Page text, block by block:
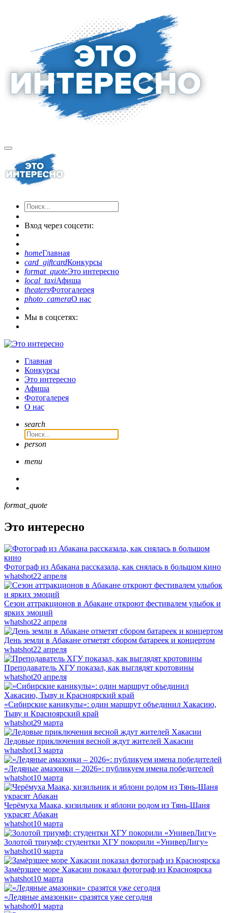
Вход через соцсети:
homeГлавная
card_giftcardКонкурсы
format_quoteЭто интересно
local_taxiАфиша
theatersФотогалерея
photo_cameraО нас
Мы в соцсетях:
Главная
Конкурсы
Это интересно
Афиша
Фотогалерея
О нас
search
person
menu
format_quote
Это интересно
Фотограф из Абакана рассказала, как снялась в большом кино
whatshot22 апреля
Сезон аттракционов в Абакане откроют фестивалем улыбок и
ярких эмоций
whatshot22 апреля
День земли в Абакане отметят сбором батареек и концертом
whatshot22 апреля
Преподаватель ХГУ показал, как выглядят кротовины
whatshot20 апреля
«Сибирские каникулы»: один маршрут объединил Хакасию,
Тыву и Красноярский край
whatshot29 марта
Ледовые приключения весной ждут жителей Хакасии
whatshot13 марта
«Ледяные амазонки – 2026»: публикуем имена победителей
whatshot10 марта
Черёмуха Маака, кизильник и яблони родом из Тянь-Шаня
украсят Абакан
whatshot10 марта
Золотой триумф: студентки ХГУ покорили «УниверЛигу»
whatshot10 марта
Замёрзшее море Хакасии показал фотограф из Красноярска
whatshot10 марта
«Ледяные амазонки» сразятся уже сегодня
whatshot01 марта